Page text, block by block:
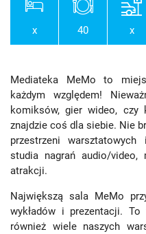
x 40 x
Mediateka MeMo to
każdym względem!
komiksów, gier wideo,
znajdzie coś dla siebie. Nie
przestrzeni
studia nagrań audio/
atrakcji.
Największą sala MeMo
wykładów i prezentacji.
również wiele naszych